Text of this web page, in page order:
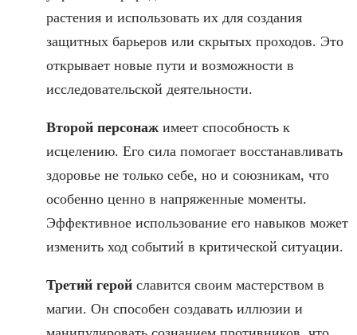
растения и использовать их для создания
защитных барьеров или скрытых проходов. Это
открывает новые пути и возможности в
исследовательской деятельности.
Второй персонаж имеет способность к
исцелению. Его сила помогает восстанавливать
здоровье не только себе, но и союзникам, что
особенно ценно в напряженные моменты.
Эффективное использование его навыков может
изменить ход событий в критической ситуации.
Третий герой славится своим мастерством в
магии. Он способен создавать иллюзии и